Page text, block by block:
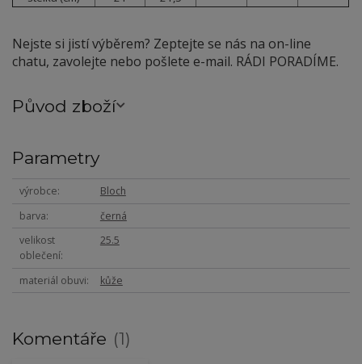
Nejste si jistí výběrem? Zeptejte se nás na on-line
chatu, zavolejte nebo pošlete e-mail. RÁDI PORADÍME.
Původ zboží
Parametry
výrobce
Bloch
barva
černá
velikost
oblečení
25.5
materiál obuvi kůže
Komentáře 1